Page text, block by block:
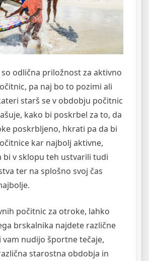
odlična priložnost za aktivno
pa naj bo to pozimi ali
starš se v obdobju počitnic
kako bi poskrbel za to, da
poskrbljeno, hkrati pa da bi
kar najbolj aktivne,
bi v sklopu teh ustvarili tudi
ter na splošno svoj čas
počitnic za otroke, lahko
brskalnika najdete različne
nudijo športne tečaje,
starostna obdobja in